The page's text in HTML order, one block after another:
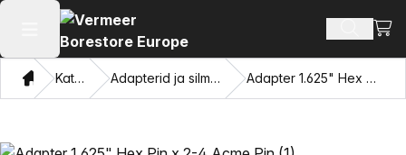
Ava peamenüü Otsi
Kodu Kataloogi Adapterid ja silmade tõmbamine Adapter 1.625" Hex Pin x 2-4 Acme Pin